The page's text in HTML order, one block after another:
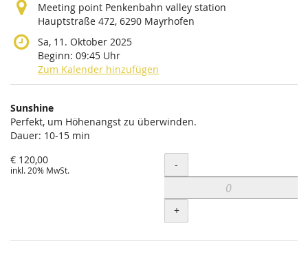
Meeting point Penkenbahn valley station
Hauptstraße 472, 6290 Mayrhofen
Sa, 11. Oktober 2025
Beginn: 09:45 Uhr
Zum Kalender hinzufügen
Produkte
Unkategorisierte
Produkte
Sunshine
Perfekt, um Höhenangst zu überwinden.
Dauer: 10-15 min
€ 120,00
inkl. 20% MwSt. Menge
-
+